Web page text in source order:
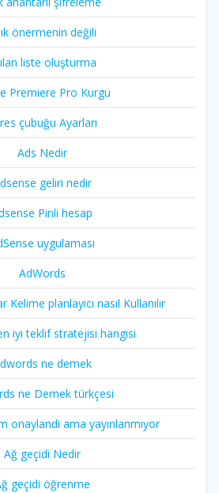
önermenin değili
liste oluşturma
Premiere Pro Kurgu
çubuğu Ayarları
Ads Nedir
geliri nedir
Pinli hesap
uygulaması
AdWords
planlayıcı nasıl Kullanılır
iyi teklif stratejisi hangisi
ne demek
ne Demek türkçesi
onaylandi ama yayınlanmıyor
Ağ geçidi Nedir
geçidi öğrenme